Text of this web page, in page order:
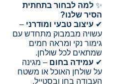
✨למה לבחור בתחתית
הסיר שלנו?
✔ עיצוב טבעי ומודרני –
עשויה מבמבוק מתחדש עם
גימור נקי ומראה חמים
שמתאים לכל שולחן.
✔ עמידה בחום – מגינה
על שולחן האוכל או משטח
העבודה בחן ובסטייל.